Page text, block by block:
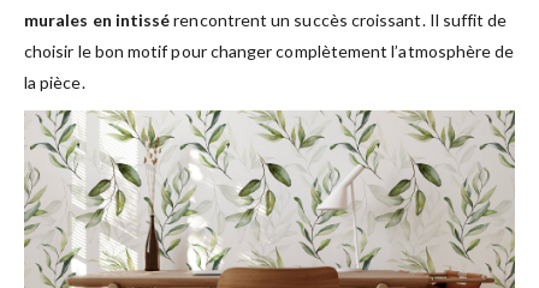
murales en intissérencontrent un succès croissant. Il suffit de
choisir le bon motif pour changer complètement l’atmosphère de
la pièce.